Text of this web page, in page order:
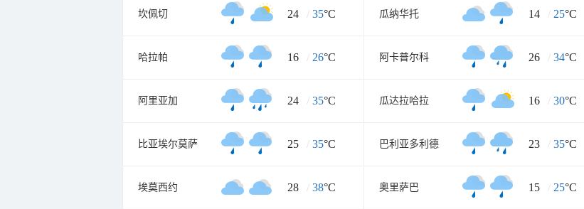
坎佩切 24 / 35°C 瓜纳华托 14 / 25°C
哈拉帕 16 / 26°C 阿卡普尔科 26 / 34°C
阿里亚加 24 / 35°C 瓜达拉哈拉 16 / 30°C
比亚埃尔莫萨 25 / 35°C 巴利亚多利德 23 / 35°C
埃莫西约 28 / 38°C 奥里萨巴 15 / 25°C